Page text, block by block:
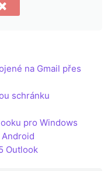
na Gmail přes
schránku
pro Windows
Outlook